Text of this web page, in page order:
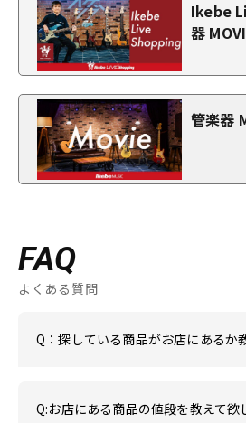
Ikebe
器
管楽器
FAQ
よくある質問
Q：探している商品がお店にあるか
Q:お店にある商品の値段を教えて欲